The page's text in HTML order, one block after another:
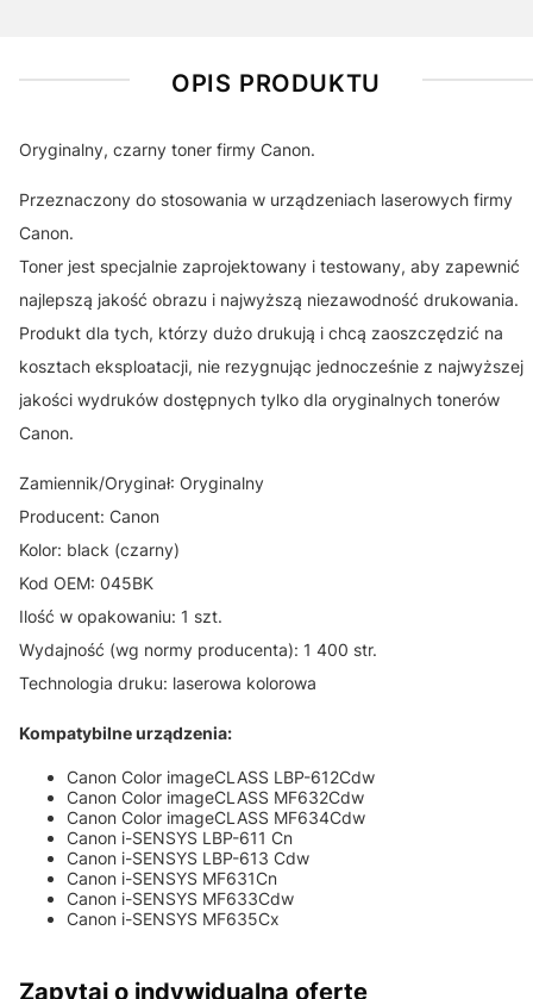
OPIS PRODUKTU
Oryginalny, czarny toner firmy Canon.
Przeznaczony do stosowania w urządzeniach laserowych firmy
Canon.
Toner jest specjalnie zaprojektowany i testowany, aby zapewnić
najlepszą jakość obrazu i najwyższą niezawodność drukowania.
Produkt dla tych, którzy dużo drukują i chcą zaoszczędzić na
kosztach eksploatacji, nie rezygnując jednocześnie z najwyższej
jakości wydruków dostępnych tylko dla oryginalnych tonerów
Canon.
Zamiennik/Oryginał: Oryginalny
Producent: Canon
Kolor: black (czarny)
Kod OEM: 045BK
Ilość w opakowaniu: 1 szt.
Wydajność (wg normy producenta): 1 400 str.
Technologia druku: laserowa kolorowa
Kompatybilne urządzenia:
Canon Color imageCLASS LBP-612Cdw
Canon Color imageCLASS MF632Cdw
Canon Color imageCLASS MF634Cdw
Canon i-SENSYS LBP-611 Cn
Canon i-SENSYS LBP-613 Cdw
Canon i-SENSYS MF631Cn
Canon i-SENSYS MF633Cdw
Canon i-SENSYS MF635Cx
Zapytaj o indywidualną ofertę